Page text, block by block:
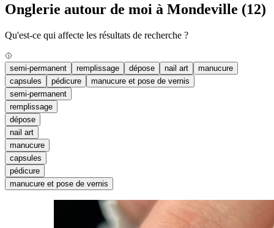
Onglerie autour de moi à Mondeville (12)
Qu'est-ce qui affecte les résultats de recherche ?
semi-permanent remplissage dépose nail art
manucure
capsules
pédicure
manucure et pose de vernis
semi-permanent
remplissage
dépose
nail art
manucure
capsules
pédicure
manucure et pose de vernis